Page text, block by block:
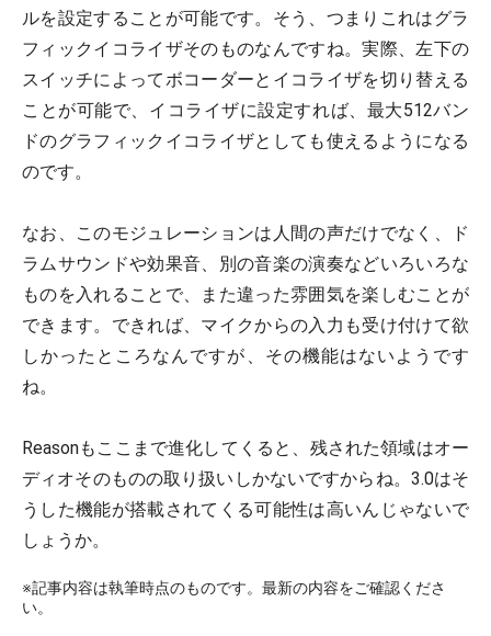
ルを設定することが可能です。そう、つまりこれはグラ
フィックイコライザそのものなんですね。実際、左下の
スイッチによってボコーダーとイコライザを切り替える
ことが可能で、イコライザに設定すれば、最大512バン
ドのグラフィックイコライザとしても使えるようになる
のです。
なお、このモジュレーションは人間の声だけでなく、ド
ラムサウンドや効果音、別の音楽の演奏などいろいろな
ものを入れることで、また違った雰囲気を楽しむことが
できます。できれば、マイクからの入力も受け付けて欲
しかったところなんですが、その機能はないようです
ね。
Reasonもここまで進化してくると、残された領域はオー
ディオそのものの取り扱いしかないですからね。3.0はそ
うした機能が搭載されてくる可能性は高いんじゃないで
しょうか。
※記事内容は執筆時点のものです。最新の内容をご確認くださ
い。